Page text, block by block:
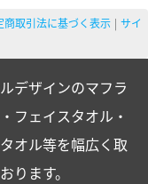
商取引法に基づく表示
サイ
デザインのマフラ
フェイスタオル・
オル等を幅広く取
ります。